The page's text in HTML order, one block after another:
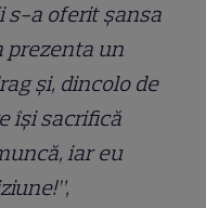
s-a oferit șansa
prezenta un
și, dincolo de
își sacrifică
iar eu